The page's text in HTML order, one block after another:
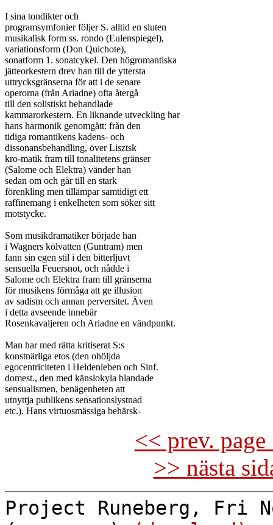
I sina tondikter och
programsymfonier följer S. alltid en sluten
musikalisk form ss. rondo (Eulenspiegel),
variationsform (Don Quichote),
sonatform 1. sonatcykel. Den högromantiska
jätteorkestern drev han till de yttersta
uttrycksgränserna för att i de senare
operorna (från Ariadne) ofta återgå
till den solistiskt behandlade
kammarorkestern. En liknande utveckling har
hans harmonik genomgått: från den
tidiga romantikens kadens- och
dissonansbehandling, över Lisztsk
kro-matik fram till tonalitetens gränser
(Salome och Elektra) vänder han
sedan om och går till en stark
förenkling men tillämpar samtidigt ett
raffinemang i enkelheten som söker sitt
motstycke.
Som musikdramatiker började han
i Wagners kölvatten (Guntram) men
fann sin egen stil i den bitterljuvt
sensuella Feuersnot, och nådde i
Salome och Elektra fram till gränserna
för musikens förmåga att ge illusion
av sadism och annan perversitet. Även
i detta avseende innebär
Rosenkavaljeren och Ariadne en vändpunkt.
Man har med rätta kritiserat S:s
konstnärliga etos (den ohöljda
egocentriciteten i Heldenleben och Sinf.
domest., den med känslokyla blandade
sensualismen, benägenheten att
utnyttja publikens sensationslystnad
<< prev.
>> nästa
Project Runeberg, Fri